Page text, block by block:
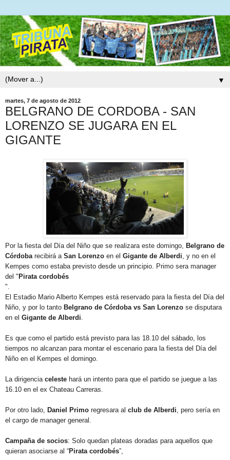
▼
martes, 7 de agosto de 2012
BELGRANO DE CORDOBA - SAN
LORENZO SE JUGARA EN EL
GIGANTE
Por la fiesta del Día del Niño que se realizara este domingo, Belgrano de
Córdobarecibirá a San Lorenzo en el Gigante de Alberdi, y no en el
Kempes como estaba previsto desde un principio. Primo sera manager
del " Pirata cordobés
".
El Estadio Mario Alberto Kempes está reservado para la fiesta del Día del
Niño, y por lo tanto Belgrano de Córdoba vs San Lorenzo se disputara
en el Gigante de Alberdi.
Es que como el partido está previsto para las 18.10 del sábado, los
tiempos no alcanzan para montar el escenario para la fiesta del Día del
Niño en el Kempes el domingo.
La dirigencia celeste hará un intento para que el partido se juegue a las
16.10 en el ex Chateau Carreras.
Por otro lado, Daniel Primo regresara al club de Alberdi, pero sería en
el cargo de manager general.
Campaña de socios: Solo quedan plateas doradas para aquellos que
quieran asociarse al “Pirata cordobés”,